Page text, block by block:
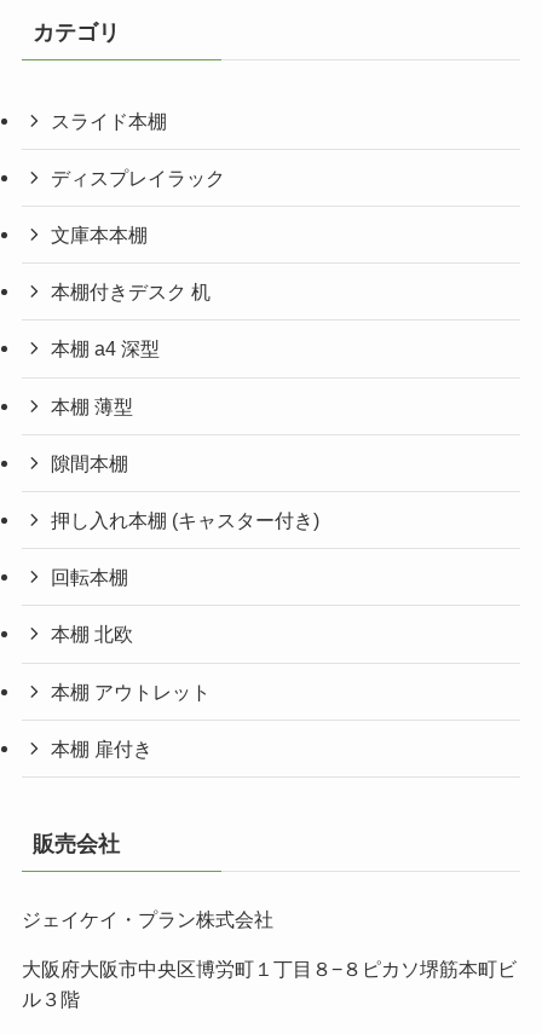
カテゴリ
スライド本棚
ディスプレイラック
文庫本本棚
本棚付きデスク 机
本棚 a4 深型
本棚 薄型
隙間本棚
押し入れ本棚 (キャスター付き)
回転本棚
本棚 北欧
本棚 アウトレット
本棚 扉付き
販売会社
ジェイケイ・プラン株式会社
大阪府大阪市中央区博労町１丁目８−８ピカソ堺筋本町ビ
ル３階